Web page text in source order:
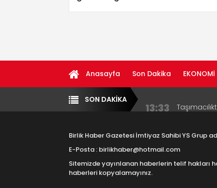
Anasayfa Son Dakika EKONOMİ
Yazarlar Diğer
SON DAKİKA
Çocuklara
16:00 Aksaray
8:23
Birlik Haber Gazetesi İmtiyaz Sahibi YS Grup
E-Posta : birlikhaber@hotmail.com
Sitemizde yayınlanan haberlerin telif hakları
haberleri kopyalamayınız.